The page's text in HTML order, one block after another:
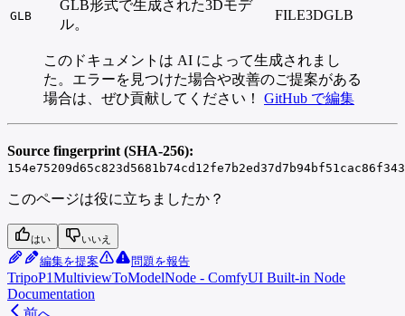
GLB
GLB形式で生成された3Dモデ
ル。
FILE3DGLB
このドキュメントは AI によって生成されまし
た。エラーを見つけた場合や改善のご提案がある
場合は、ぜひ貢献してください！ GitHub で編集
Source fingerprint (SHA-256):
このページは役に立ちましたか？
はい いいえ
編集を提案 問題を報告
TripoP1MultiviewToModelNode - ComfyUI Built-in Node
Documentation